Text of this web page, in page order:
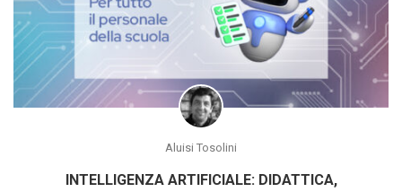
Aluisi Tosolini
INTELLIGENZA ARTIFICIALE: DIDATTICA,